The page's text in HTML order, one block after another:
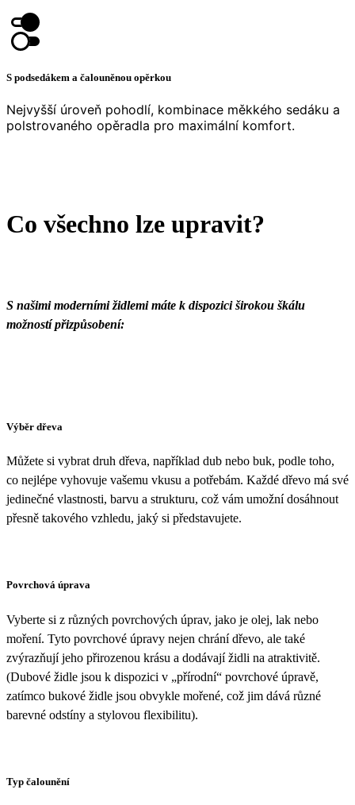
S podsedákem a čalouněnou opěrkou
Nejvyšší úroveň pohodlí, kombinace měkkého sedáku a
polstrovaného opěradla pro maximální komfort.
Co všechno lze upravit?
S našimi moderními židlemi máte k dispozici širokou škálu
možností přizpůsobení:
Výběr dřeva
Můžete si vybrat druh dřeva, například dub nebo buk, podle toho,
co nejlépe vyhovuje vašemu vkusu a potřebám. Každé dřevo má své
jedinečné vlastnosti, barvu a strukturu, což vám umožní dosáhnout
přesně takového vzhledu, jaký si představujete.
Povrchová úprava
Vyberte si z různých povrchových úprav, jako je olej, lak nebo
moření. Tyto povrchové úpravy nejen chrání dřevo, ale také
zvýrazňují jeho přirozenou krásu a dodávají židli na atraktivitě.
(Dubové židle jsou k dispozici v „přírodní“ povrchové úpravě,
zatímco bukové židle jsou obvykle mořené, což jim dává různé
barevné odstíny a stylovou flexibilitu).
Typ čalounění